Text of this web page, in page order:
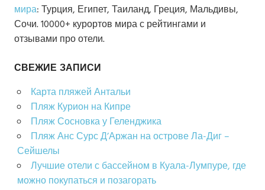
мира: Турция, Египет, Таиланд, Греция, Мальдивы,
Сочи. 10000+ курортов мира с рейтингами и
отзывами про отели.
СВЕЖИЕ ЗАПИСИ
Карта пляжей Антальи
Пляж Курион на Кипре
Пляж Сосновка у Геленджика
Пляж Анс Сурс Д’Аржан на острове Ла-Диг –
Сейшелы
Лучшие отели с бассейном в Куала-Лумпуре, где
можно покупаться и позагорать